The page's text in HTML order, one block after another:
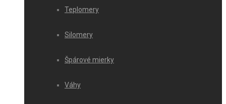
Teplomery
Silomery
Špárové mierky
Váhy